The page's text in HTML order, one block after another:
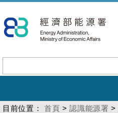
到
主
內
容
目前位置： 首頁 >認識能源署 >